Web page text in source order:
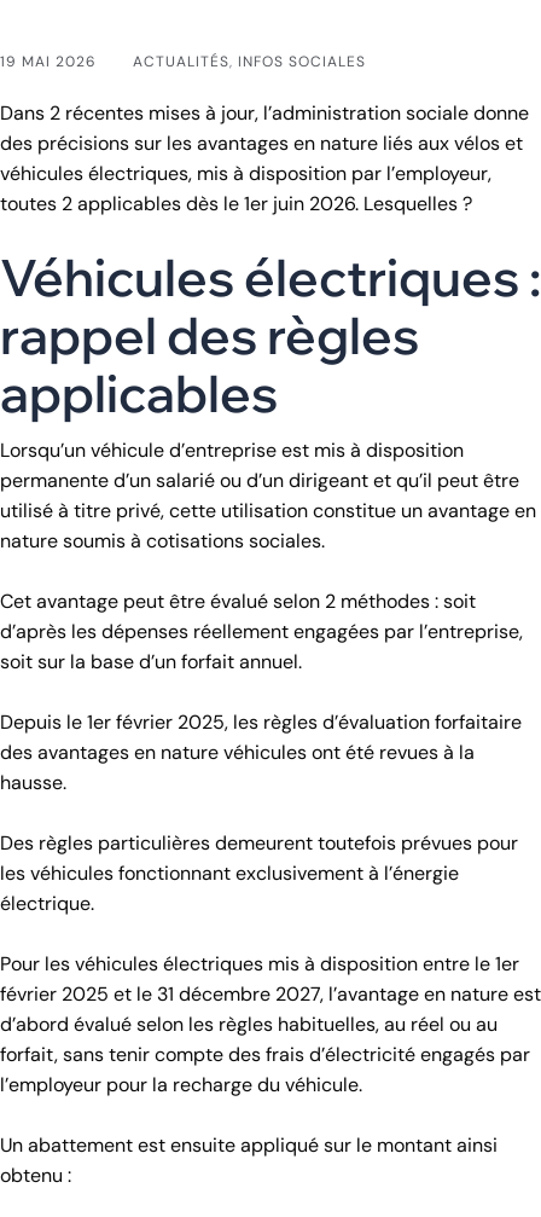
19 MAI 2026 ACTUALITÉS, INFOS SOCIALES
Dans 2 récentes mises à jour, l’administration sociale donne
des précisions sur les avantages en nature liés aux vélos et
véhicules électriques, mis à disposition par l’employeur,
toutes 2 applicables dès le 1er juin 2026. Lesquelles ?
Véhicules électriques :
rappel des règles
applicables
Lorsqu’un véhicule d’entreprise est mis à disposition
permanente d’un salarié ou d’un dirigeant et qu’il peut être
utilisé à titre privé, cette utilisation constitue un avantage en
nature soumis à cotisations sociales.
Cet avantage peut être évalué selon 2 méthodes : soit
d’après les dépenses réellement engagées par l’entreprise,
soit sur la base d’un forfait annuel.
Depuis le 1er février 2025, les règles d’évaluation forfaitaire
des avantages en nature véhicules ont été revues à la
hausse.
Des règles particulières demeurent toutefois prévues pour
les véhicules fonctionnant exclusivement à l’énergie
électrique.
Pour les véhicules électriques mis à disposition entre le 1er
février 2025 et le 31 décembre 2027, l’avantage en nature est
d’abord évalué selon les règles habituelles, au réel ou au
forfait, sans tenir compte des frais d’électricité engagés par
l’employeur pour la recharge du véhicule.
Un abattement est ensuite appliqué sur le montant ainsi
obtenu :